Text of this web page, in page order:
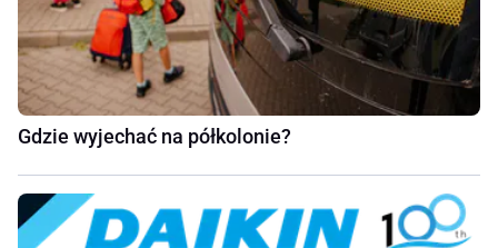
Gdzie wyjechać na półkolonie?